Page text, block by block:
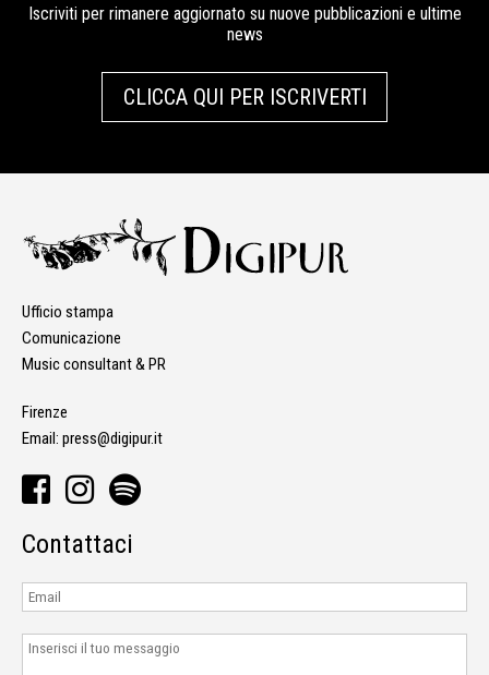
Iscriviti per rimanere aggiornato su nuove pubblicazioni e ultime
news
CLICCA QUI PER ISCRIVERTI
Ufficio stampa
Comunicazione
Music consultant & PR
Firenze
Email: press@digipur.it
Contattaci